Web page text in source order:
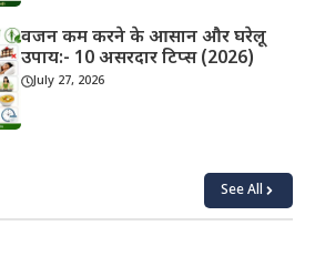
वजन कम करने के आसान और घरेलू
उपाय:- 10 असरदार टिप्स (2026)
July 27, 2026
See All